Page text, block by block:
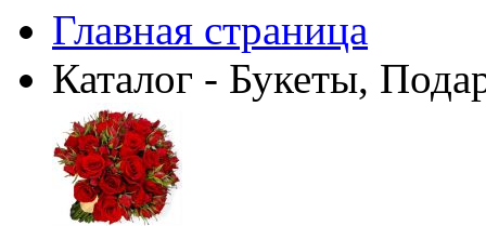
Главная страница
Каталог - Букеты,